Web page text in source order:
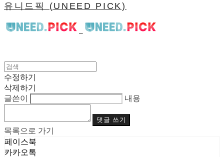
유니드픽 (UNEED PICK)
수정하기
삭제하기
글쓴이
내용
댓글 쓰기
목록으로 가기
페이스북
카카오톡